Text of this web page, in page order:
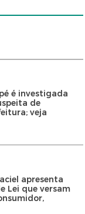
é investigada
de
veja
apresenta
Lei que versam